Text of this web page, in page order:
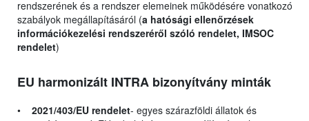
rendszerének és a rendszer elemeinek működésére vonatkozó
szabályok megállapításáról (a hatósági ellenőrzések
információkezelési rendszeréről szóló rendelet, IMSOC
rendelet)
EU harmonizált INTRA bizonyítvány minták
• 2021/403/EU rendelet- egyes szárazföldi állatok és